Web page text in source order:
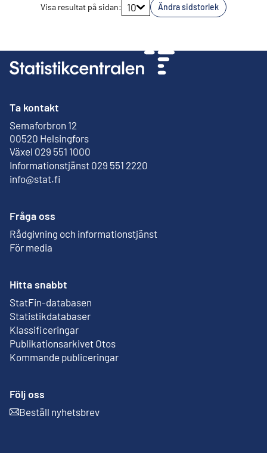
Visa resultat på sidan: 10 Ändra sidstorlek
Ta kontakt
Semaforbron 12
00520 Helsingfors
Extern länk
Växel 029 551 1000
Informationstjänst 029 551 2220
info@stat.fi
Fråga oss
Rådgivning och informationstjänst
För media
Hitta snabbt
StatFin-databasen
Extern länk
Statistikdatabaser
Klassificeringar
Publikationsarkivet Otos
Extern länk
Kommande publiceringar
Följ oss
Beställ nyhetsbrev
Extern länk